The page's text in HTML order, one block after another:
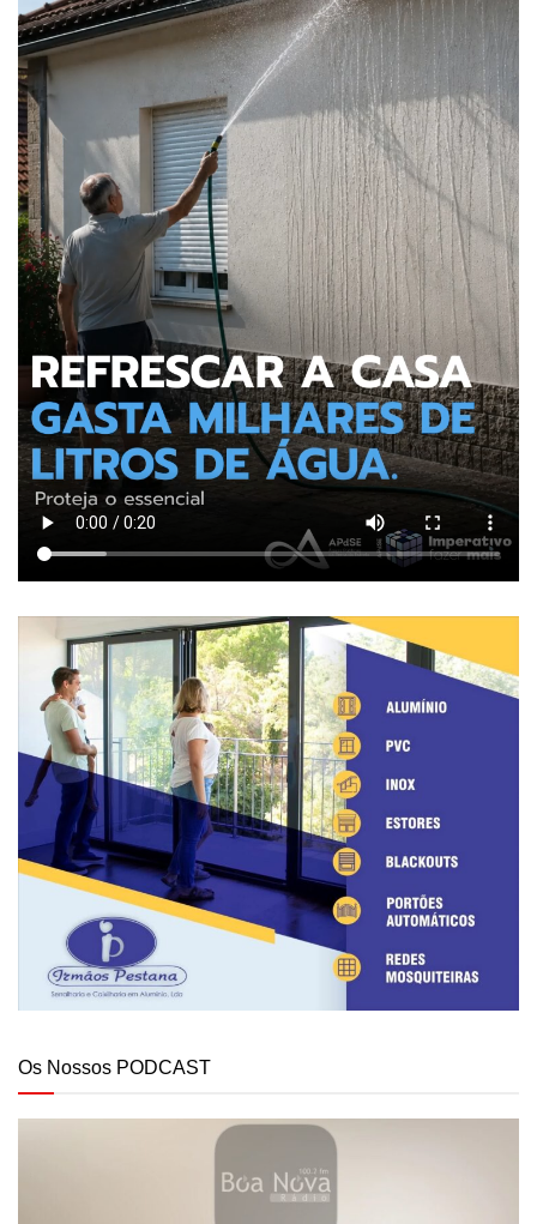
Os Nossos PODCAST